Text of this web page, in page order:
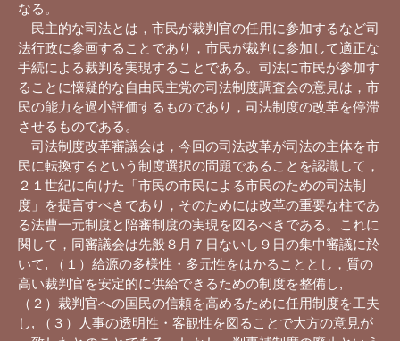
なる。
民主的な司法とは，市民が裁判官の任用に参加するなど司
法行政に参画することであり，市民が裁判に参加して適正な
手続による裁判を実現することである。司法に市民が参加す
ることに懐疑的な自由民主党の司法制度調査会の意見は，市
民の能力を過小評価するものであり，司法制度の改革を停滞
させるものである。
司法制度改革審議会は，今回の司法改革が司法の主体を市
民に転換するという制度選択の問題であることを認識して，
２１世紀に向けた「市民の市民による市民のための司法制
度」を提言すべきであり，そのためには改革の重要な柱であ
る法曹一元制度と陪審制度の実現を図るべきである。これに
関して，同審議会は先般８月７日ないし９日の集中審議に於
いて, （１）給源の多様性・多元性をはかることとし，質の
高い裁判官を安定的に供給できるための制度を整備し,
（２）裁判官への国民の信頼を高めるために任用制度を工夫
し, （３）人事の透明性・客観性を図ることで大方の意見が